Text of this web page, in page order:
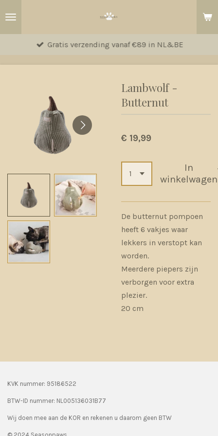
hoofdinhoud
Gratis verzending vanaf €89 in NL&BE
Lambwolf -
Butternut
€ 19,99
In
winkelwagen
De butternut pompoen
heeft 6 vakjes waar
lekkers in verstopt kan
worden.
Meerdere piepers zijn
verborgen voor extra
plezier.
20 cm
KVK nummer: 95186522
BTW-ID nummer: NL005136031B77
Wij doen mee aan de KOR en rekenen u daarom geen BTW